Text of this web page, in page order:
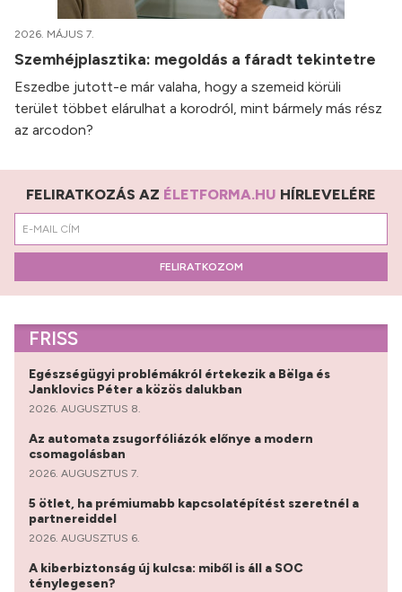
2026. MÁJUS 7.
Szemhéjplasztika: megoldás a fáradt tekintetre
Eszedbe jutott-e már valaha, hogy a szemeid körüli
terület többet elárulhat a korodról, mint bármely más rész
az arcodon?
FELIRATKOZÁS AZ ÉLETFORMA.HU HÍRLEVELÉRE
FELIRATKOZOM
FRISS
Egészségügyi problémákról értekezik a Bëlga és
Janklovics Péter a közös dalukban
2026. AUGUSZTUS 8.
Az automata zsugorfóliázók előnye a modern
csomagolásban
2026. AUGUSZTUS 7.
5 ötlet, ha prémiumabb kapcsolatépítést szeretnél a
partnereiddel
2026. AUGUSZTUS 6.
A kiberbiztonság új kulcsa: miből is áll a SOC
ténylegesen?